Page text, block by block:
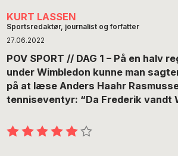
KURT LASSEN
Sportsredaktør, journalist og forfatter
27.06.2022
POV SPORT // DAG 1 – På en halv
under Wimbledon kunne man
på at læse Anders Haahr
tenniseventyr: “Da Frederik vandt